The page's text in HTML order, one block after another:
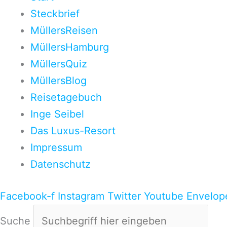
Steckbrief
MüllersReisen
MüllersHamburg
MüllersQuiz
MüllersBlog
Reisetagebuch
Inge Seibel
Das Luxus-Resort
Impressum
Datenschutz
Facebook-f Instagram Twitter Youtube
Suche